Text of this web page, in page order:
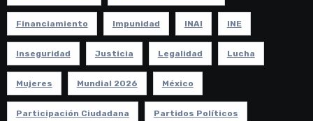
Financiamiento Impunidad INAI INE
Inseguridad Justicia Legalidad Lucha
Mujeres Mundial 2026 México
Participación Ciudadana Partidos Políticos